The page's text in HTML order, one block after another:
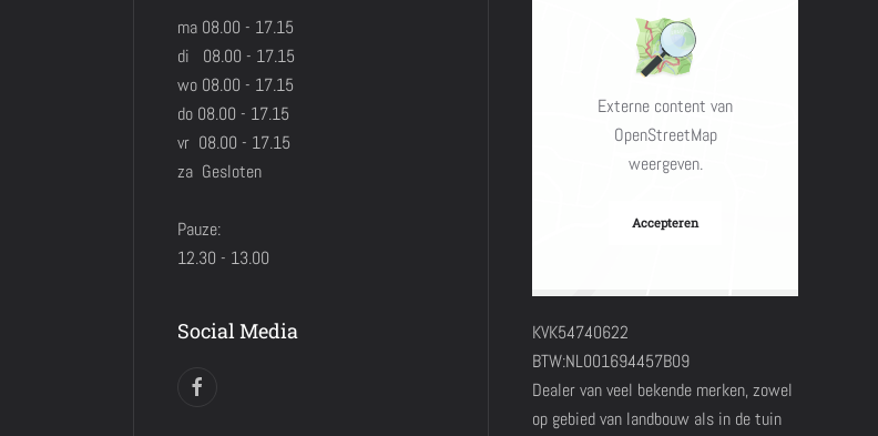
ma 08.00 - 17.15
di 08.00 - 17.15
wo 08.00 - 17.15
do 08.00 - 17.15
vr 08.00 - 17.15
za Gesloten
Pauze:
12.30 - 13.00
Social Media
Externe content van
OpenStreetMap
weergeven.
Accepteren
KVK54740622
BTW:NL001694457B09
Dealer van veel bekende merken, zowel
op gebied van landbouw als in de tuin